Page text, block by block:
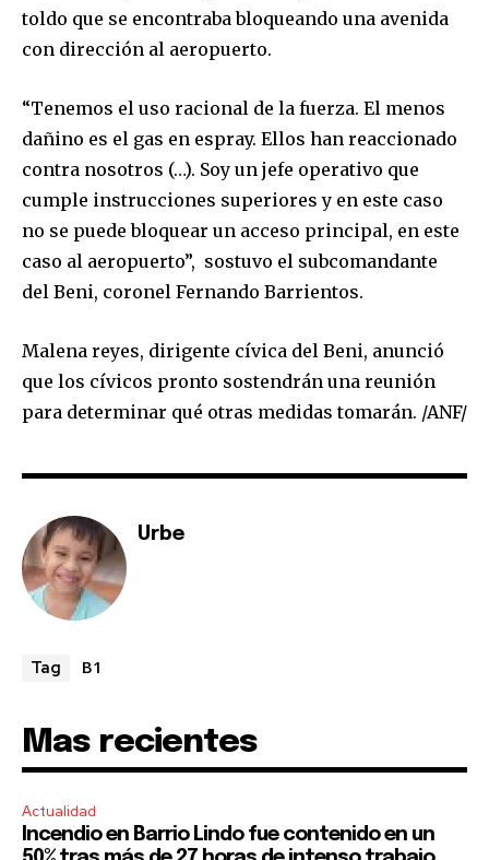
Join our community of
conversation.
To subscribe, simply enter your email address on our website
or click the subscribe button below. Don't worry, we respect
I've read and accept the
toldo que se encontraba bloqueando una avenida
con dirección al aeropuerto.
“Tenemos el uso racional de la fuerza. El menos
dañino es el gas en espray. Ellos han reaccionado
contra nosotros (…). Soy un jefe operativo que
cumple instrucciones superiores y en este caso
no se puede bloquear un acceso principal, en este
caso al aeropuerto”, sostuvo el subcomandante
del Beni, coronel Fernando Barrientos.
Malena reyes, dirigente cívica del Beni, anunció
que los cívicos pronto sostendrán una reunión
para determinar qué otras medidas tomarán. /ANF/
Urbe
Tag B1
Mas recientes
Actualidad
Incendio en Barrio Lindo fue contenido en un